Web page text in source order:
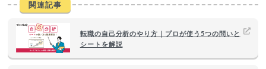
関連記事
転職の自己分析のやり方｜プロが使う5つの問いと
シートを解説